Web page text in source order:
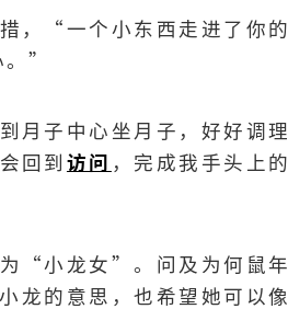
，“一个小东西走进了你的
”
月子中心坐月子，好好调理
回到 访问 ，完成我手头上的
“小龙女”。问及为何鼠年
的意思，也希望她可以像